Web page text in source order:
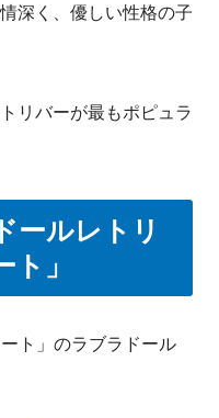
深く、優しい性格の子
リバーが最もポピュラ
ルレトリ
」
ト」のラブラドール